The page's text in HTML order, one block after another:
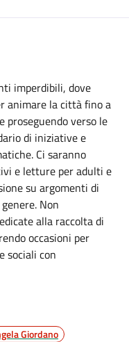
imperdibili, dove
animare la città fino a
proseguendo verso le
di iniziative e
Ci saranno
e letture per adulti e
su argomenti di
Non
alla raccolta di
occasioni per
sociali con
Giordano